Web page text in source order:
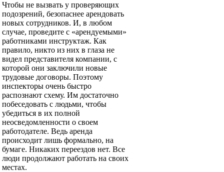
Чтобы не вызвать у проверяющих
подозрений, безопаснее арендовать
новых сотрудников. И, в любом
случае, проведите с «арендуемыми»
работниками инструктаж. Как
правило, никто из них в глаза не
видел представителя компании, с
которой они заключили новые
трудовые договоры. Поэтому
инспекторы очень быстро
распознают схему. Им достаточно
побеседовать с людьми, чтобы
убедиться в их полной
неосведомленности о своем
работодателе. Ведь аренда
происходит лишь формально, на
бумаге. Никаких переездов нет. Все
люди продолжают работать на своих
местах.